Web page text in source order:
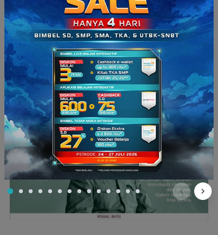
pemuda untuk mengamankan Soekarno dan Moh. Hatta ke
Rengasdengklok. Kenapa sih yang dipilih Rengasdengklok?
Menurut Sjahrir dan golongan muda, Rengasdengklok di
daerah Karawang itu merupakan tempat yang aman dari
pengaruh Jepang supaya Soekarno dan Moh. Hatta bisa
fokus menyusun proklamasi kemerdekaan Republik
Indonesia.